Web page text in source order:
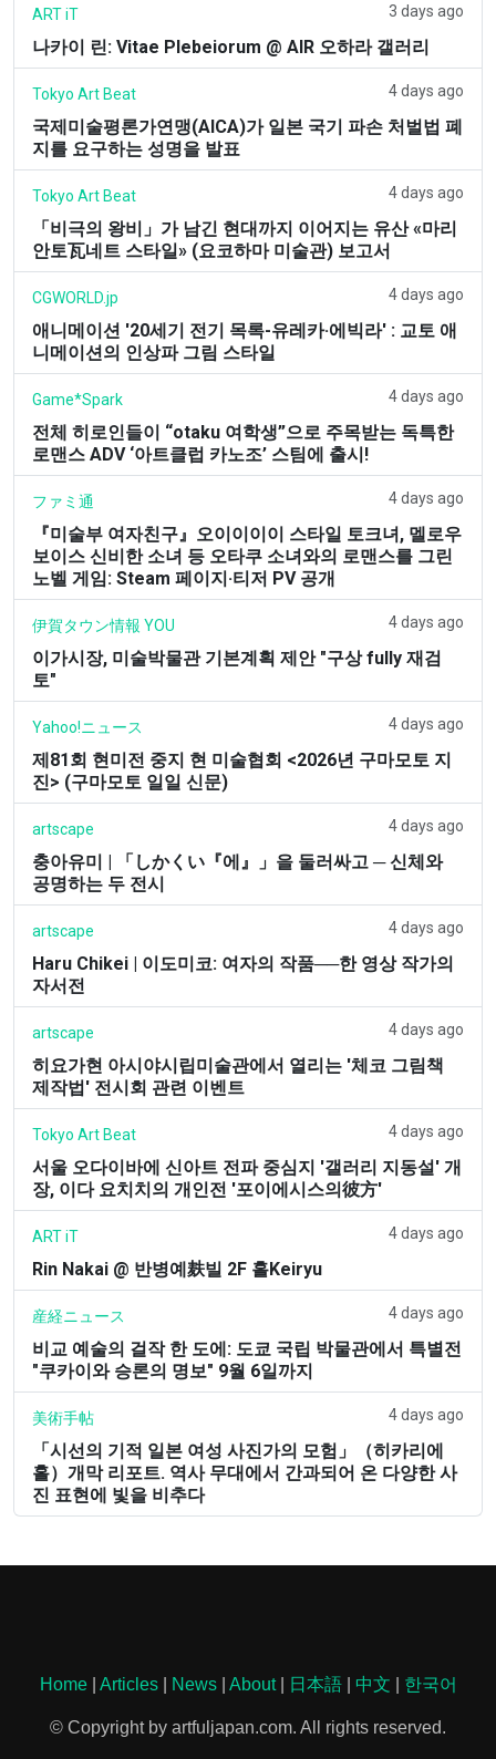
ART iT 3 days ago
나카이 린: Vitae Plebeiorum @ AIR 오하라 갤러리
Tokyo Art Beat 4 days ago
국제미술평론가연맹(AICA)가 일본 국기 파손 처벌법 폐
지를 요구하는 성명을 발표
Tokyo Art Beat 4 days ago
「비극의 왕비」가 남긴 현대까지 이어지는 유산 «마리
안토瓦네트 스타일» (요코하마 미술관) 보고서
CGWORLD.jp 4 days ago
애니메이션 '20세기 전기 목록-유레카·에빅라' : 교토 애
니메이션의 인상파 그림 스타일
Game*Spark 4 days ago
전체 히로인들이 “otaku 여학생”으로 주목받는 독특한
로맨스 ADV ‘아트클럽 카노조’ 스팀에 출시!
ファミ通 4 days ago
『미술부 여자친구』오이이이이 스타일 토크녀, 멜로우
보이스 신비한 소녀 등 오타쿠 소녀와의 로맨스를 그린
노벨 게임: Steam 페이지·티저 PV 공개
伊賀タウン情報 YOU 4 days ago
이가시장, 미술박물관 기본계획 제안 "구상 fully 재검
토"
Yahoo!ニュース 4 days ago
제81회 현미전 중지 현 미술협회 <2026년 구마모토 지
진> (구마모토 일일 신문)
artscape 4 days ago
충아유미 | 「しかくい『에』」을 둘러싸고 ─ 신체와
공명하는 두 전시
artscape 4 days ago
Haru Chikei | 이도미코: 여자의 작품──한 영상 작가의
자서전
artscape 4 days ago
히요가현 아시야시립미술관에서 열리는 '체코 그림책
제작법' 전시회 관련 이벤트
Tokyo Art Beat 4 days ago
서울 오다이바에 신아트 전파 중심지 '갤러리 지동설' 개
장, 이다 요치치의 개인전 '포이에시스의彼方'
ART iT 4 days ago
Rin Nakai @ 반병예麸빌 2F 홀Keiryu
産経ニュース 4 days ago
비교 예술의 걸작 한 도에: 도쿄 국립 박물관에서 특별전
"쿠카이와 승론의 명보" 9월 6일까지
美術手帖 4 days ago
「시선의 기적 일본 여성 사진가의 모험」（히카리에
홀）개막 리포트. 역사 무대에서 간과되어 온 다양한 사
진 표현에 빛을 비추다
Home| Articles| News| About| 日本語| 中文 한국어
© Copyright by artfuljapan.com. All rights reserved.